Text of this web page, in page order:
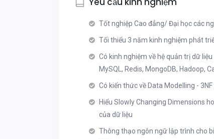
Tốt nghiệp Cao đẳng/ Đại học các
Tối thiểu 3 năm kinh nghiệm phát
Có kinh nghiệm về hệ quản trị dữ
MySQL, Redis, MongoDB, Hadoop,
Có kiến thức về Data Modelling -
Hiểu Slowly Changing Dimensions
của dữ liệu
Thông thạo ngôn ngữ lập trình cho